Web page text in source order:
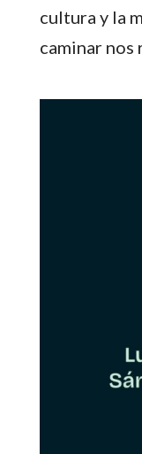
cultura y la
caminar nos